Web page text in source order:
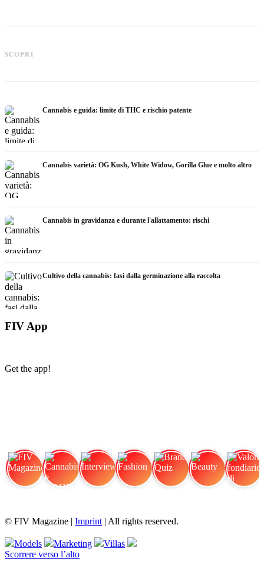
SCOPRI
gli studi
Cannabis e guida: limite di THC e rischio patente
Cannabis varietà: OG Kush, White Widow, Gorilla Glue e molto altro
Cannabis in gravidanza e durante l'allattamento: rischi
Cultivo della cannabis: fasi dalla germinazione alla raccolta
FIV App
Get the app!
© FIV Magazine | Imprint| All rights reserved.
Models Marketing
Villas
Scorrere verso l’alto